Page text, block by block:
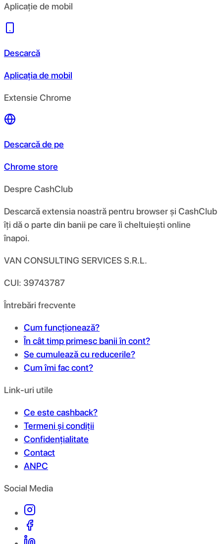
Aplicație de mobil
Descarcă
Aplicația de mobil
Extensie Chrome
Descarcă de pe
Chrome store
Despre CashClub
Descarcă extensia noastră pentru browser și CashClub
îți dă o parte din banii pe care îi cheltuiești online
înapoi.
VAN CONSULTING SERVICES S.R.L.
CUI: 39743787
Întrebări frecvente
Cum funcționează?
În cât timp primesc banii în cont?
Se cumulează cu reducerile?
Cum îmi fac cont?
Link-uri utile
Ce este cashback?
Termeni și condiții
Confidențialitate
Contact
ANPC
Social Media